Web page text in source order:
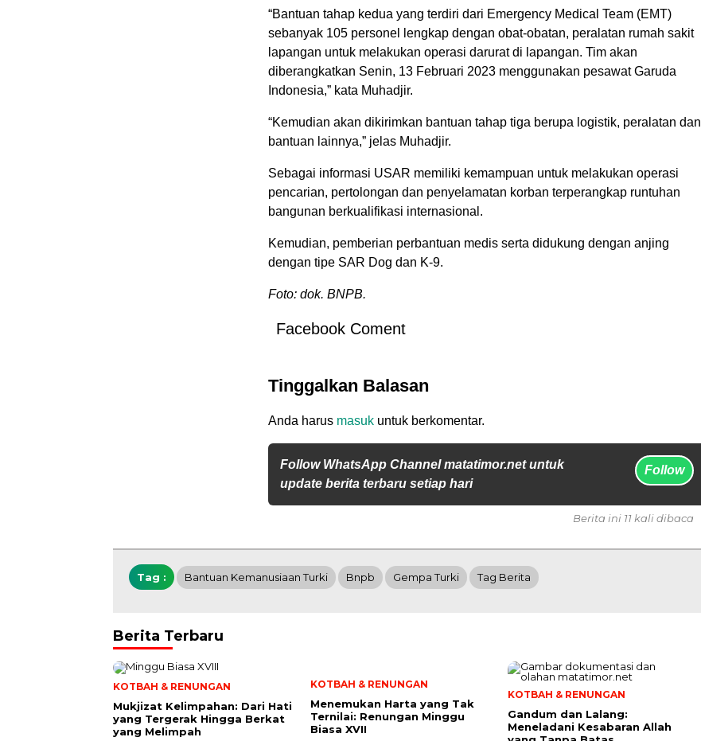
“Bantuan tahap kedua yang terdiri dari Emergency Medical Team (EMT)
sebanyak 105 personel lengkap dengan obat-obatan, peralatan rumah sakit
lapangan untuk melakukan operasi darurat di lapangan. Tim akan
diberangkatkan Senin, 13 Februari 2023 menggunakan pesawat Garuda
Indonesia,” kata Muhadjir.
“Kemudian akan dikirimkan bantuan tahap tiga berupa logistik, peralatan dan
bantuan lainnya,” jelas Muhadjir.
Sebagai informasi USAR memiliki kemampuan untuk melakukan operasi
pencarian, pertolongan dan penyelamatan korban terperangkap runtuhan
bangunan berkualifikasi internasional.
Kemudian, pemberian perbantuan medis serta didukung dengan anjing
dengan tipe SAR Dog dan K-9.
Foto: dok. BNPB.
Facebook Coment
Tinggalkan Balasan
Anda harus masuk untuk berkomentar.
Follow WhatsApp Channel matatimor.net untuk
update berita terbaru setiap hari
Follow
Berita ini 11 kali dibaca
Tag : Bantuan Kemanusiaan Turki Bnpb Gempa Turki Tag Berita
Berita Terbaru
KOTBAH & RENUNGAN
Mukjizat Kelimpahan: Dari Hati
yang Tergerak Hingga Berkat
yang Melimpah
KOTBAH & RENUNGAN
Menemukan Harta yang Tak
Ternilai: Renungan Minggu
Biasa XVII
KOTBAH & RENUNGAN
Gandum dan Lalang:
Meneladani Kesabaran Allah